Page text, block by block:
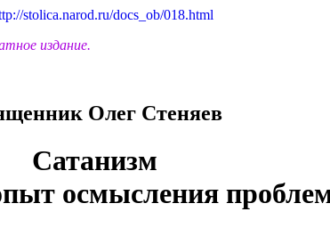
stolica.narod.ru/docs_ob/018.html
издание.
Олег Стеняев
Сатанизм
осмысления